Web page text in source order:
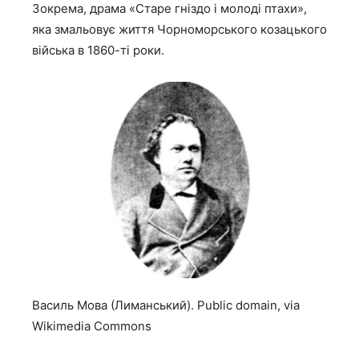
Зокрема, драма «Старе гніздо і молоді птахи»,
яка змальовує життя Чорноморського козацького
війська в 1860-ті роки.
Василь Мова (Лиманський). Public domain, via
Wikimedia Commons